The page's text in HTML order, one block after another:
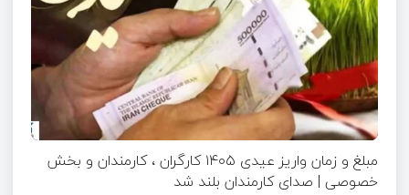
مبلغ و زمان واریز عیدی ۱۴۰۵ کارگران ، کارمندان و بخش
خصوصی | صدای کارمندان بلند شد